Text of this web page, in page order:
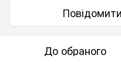
До обраного